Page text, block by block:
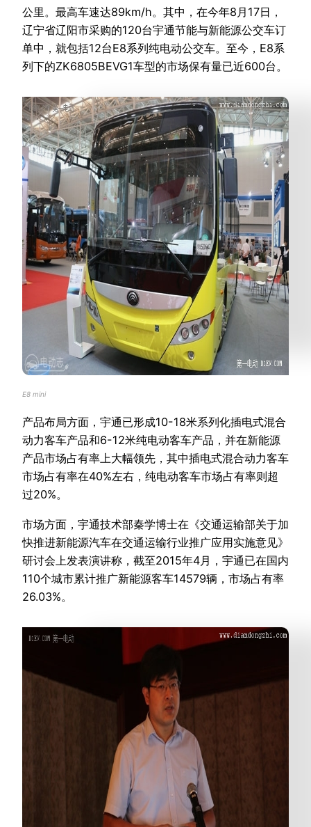
公里。最高车速达89km/h。其中，在今年8月17日，
辽宁省辽阳市采购的120台宇通节能与新能源公交车订
单中，就包括12台E8系列纯电动公交车。至今，E8系
列下的ZK6805BEVG1车型的市场保有量已近600台。
E8 mini
产品布局方面，宇通已形成10-18米系列化插电式混合
动力客车产品和6-12米纯电动客车产品，并在新能源
产品市场占有率上大幅领先，其中插电式混合动力客车
市场占有率在40%左右，纯电动客车市场占有率则超
过20%。
市场方面，宇通技术部秦学博士在《交通运输部关于加
快推进新能源汽车在交通运输行业推广应用实施意见》
研讨会上发表演讲称，截至2015年4月，宇通已在国内
110个城市累计推广新能源客车14579辆，市场占有率
26.03%。